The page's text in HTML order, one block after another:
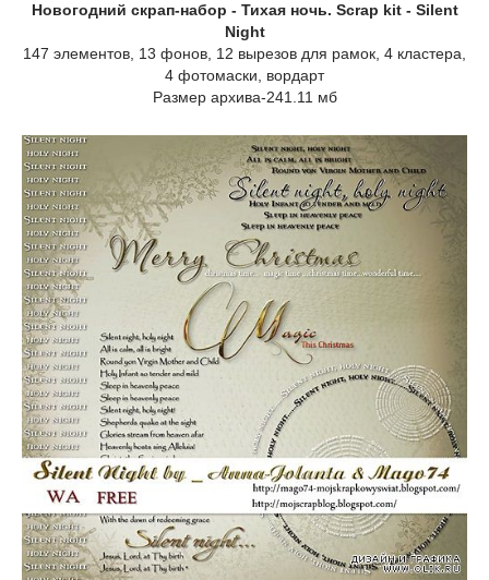
Новогодний скрап-набор - Тихая ночь. Scrap kit - Silent
Night
147 элементов, 13 фонов, 12 вырезов для рамок, 4 кластера,
4 фотомаски, вордарт
Размер архива-241.11 мб